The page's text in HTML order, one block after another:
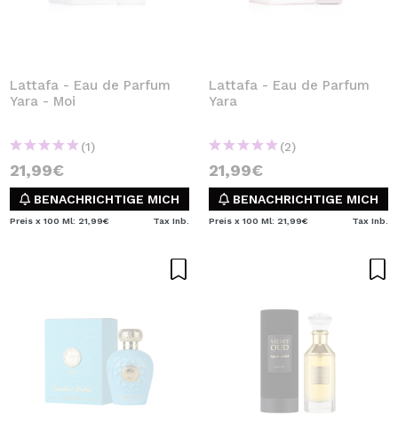
Lattafa - Eau de Parfum
Yara - Moi
(1)
21,99€
BENACHRICHTIGE MICH
Preis x 100 Ml: 21,99€ Tax Inb.
Lattafa - Eau de Parfum
Yara
(2)
21,99€
BENACHRICHTIGE MICH
Preis x 100 Ml: 21,99€ Tax Inb.